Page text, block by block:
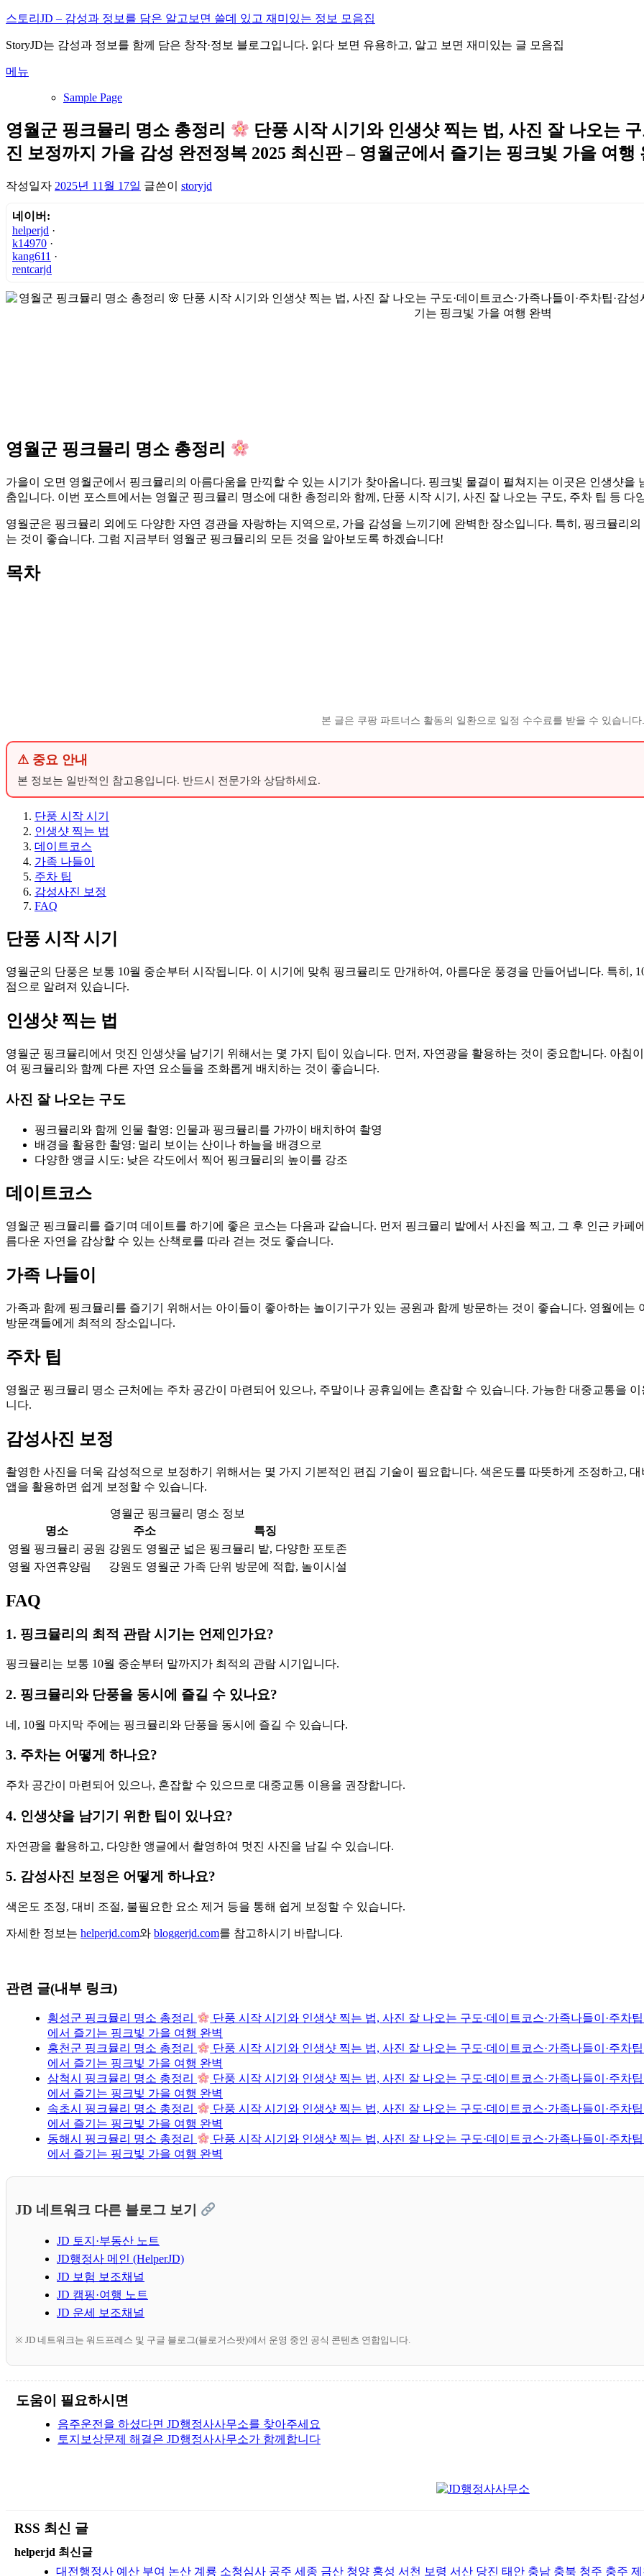
내
으
바
기
스토리JD – 감성과 정보를 담은 알고보면 쓸데 있고 재미있는 정보 모음집
StoryJD는 감성과 정보를 함께 담은 창작·정보 블로그입니다. 읽다 보면 유용하고, 알고 보면 재미있는 글 모음집
메뉴
Sample Page
영월군 핑크뮬리 명소 총정리
단풍 시작 시기와 인생샷 찍는 법, 사진 잘 나오는
진 보정까지 가을 감성 완전정복 2025 최신판 – 영월군에서 즐기는 핑크빛 가을 여행
작성일자 2025년 11월 17일 글쓴이 storyjd
네이버:
helperjd ·
k14970 ·
kang611 ·
rentcarjd
영월군 핑크뮬리 명소 총정리
가을이 오면 영월군에서 핑크뮬리의 아름다움을 만끽할 수 있는 시기가 찾아옵니다. 핑크빛 물결이 펼쳐지는 이곳은 인생샷
춤입니다. 이번 포스트에서는 영월군 핑크뮬리 명소에 대한 총정리와 함께, 단풍 시작 시기, 사진 잘 나오는 구도, 주차 팁 등 다
영월군은 핑크뮬리 외에도 다양한 자연 경관을 자랑하는 지역으로, 가을 감성을 느끼기에 완벽한 장소입니다. 특히, 핑크뮬리
는 것이 좋습니다. 그럼 지금부터 영월군 핑크뮬리의 모든 것을 알아보도록 하겠습니다!
목차
본 글은 쿠팡 파트너스 활동의 일환으로 일정 수수료를 받을 수 있습니다.
⚠ 중요 안내
본 정보는 일반적인 참고용입니다. 반드시 전문가와 상담하세요.
단풍 시작 시기
인생샷 찍는 법
데이트코스
가족 나들이
주차 팁
감성사진 보정
FAQ
단풍 시작 시기
영월군의 단풍은 보통 10월 중순부터 시작됩니다. 이 시기에 맞춰 핑크뮬리도 만개하여, 아름다운 풍경을 만들어냅니다. 특히,
점으로 알려져 있습니다.
인생샷 찍는 법
영월군 핑크뮬리에서 멋진 인생샷을 남기기 위해서는 몇 가지 팁이 있습니다. 먼저, 자연광을 활용하는 것이 중요합니다. 아침
여 핑크뮬리와 함께 다른 자연 요소들을 조화롭게 배치하는 것이 좋습니다.
사진 잘 나오는 구도
핑크뮬리와 함께 인물 촬영: 인물과 핑크뮬리를 가까이 배치하여 촬영
배경을 활용한 촬영: 멀리 보이는 산이나 하늘을 배경으로
다양한 앵글 시도: 낮은 각도에서 찍어 핑크뮬리의 높이를 강조
데이트코스
영월군 핑크뮬리를 즐기며 데이트를 하기에 좋은 코스는 다음과 같습니다. 먼저 핑크뮬리 밭에서 사진을 찍고, 그 후 인근 카
름다운 자연을 감상할 수 있는 산책로를 따라 걷는 것도 좋습니다.
가족 나들이
가족과 함께 핑크뮬리를 즐기기 위해서는 아이들이 좋아하는 놀이기구가 있는 공원과 함께 방문하는 것이 좋습니다. 영월에
방문객들에게 최적의 장소입니다.
주차 팁
영월군 핑크뮬리 명소 근처에는 주차 공간이 마련되어 있으나, 주말이나 공휴일에는 혼잡할 수 있습니다. 가능한 대중교통을
니다.
감성사진 보정
촬영한 사진을 더욱 감성적으로 보정하기 위해서는 몇 가지 기본적인 편집 기술이 필요합니다. 색온도를 따뜻하게 조정하고,
앱을 활용하면 쉽게 보정할 수 있습니다.
영월군 핑크뮬리 명소 정보
명소
주소
특징
영월 핑크뮬리 공원 강원도 영월군 넓은 핑크뮬리 밭, 다양한 포토존
영월 자연휴양림
강원도 영월군 가족 단위 방문에 적합, 놀이시설
FAQ
1. 핑크뮬리의 최적 관람 시기는 언제인가요?
핑크뮬리는 보통 10월 중순부터 말까지가 최적의 관람 시기입니다.
2. 핑크뮬리와 단풍을 동시에 즐길 수 있나요?
네, 10월 마지막 주에는 핑크뮬리와 단풍을 동시에 즐길 수 있습니다.
3. 주차는 어떻게 하나요?
주차 공간이 마련되어 있으나, 혼잡할 수 있으므로 대중교통 이용을 권장합니다.
4. 인생샷을 남기기 위한 팁이 있나요?
자연광을 활용하고, 다양한 앵글에서 촬영하여 멋진 사진을 남길 수 있습니다.
5. 감성사진 보정은 어떻게 하나요?
색온도 조정, 대비 조절, 불필요한 요소 제거 등을 통해 쉽게 보정할 수 있습니다.
자세한 정보는 helperjd.com와 bloggerjd.com를 참고하시기 바랍니다.
관련 글(내부 링크)
횡성군 핑크뮬리 명소 총정리
단풍 시작 시기와 인생샷 찍는 법, 사진 잘 나오는 구도·데이트코스·가족나들이·주차
에서 즐기는 핑크빛 가을 여행 완벽
홍천군 핑크뮬리 명소 총정리
단풍 시작 시기와 인생샷 찍는 법, 사진 잘 나오는 구도·데이트코스·가족나들이·주차
에서 즐기는 핑크빛 가을 여행 완벽
삼척시 핑크뮬리 명소 총정리
단풍 시작 시기와 인생샷 찍는 법, 사진 잘 나오는 구도·데이트코스·가족나들이·주차
에서 즐기는 핑크빛 가을 여행 완벽
속초시 핑크뮬리 명소 총정리
단풍 시작 시기와 인생샷 찍는 법, 사진 잘 나오는 구도·데이트코스·가족나들이·주차
에서 즐기는 핑크빛 가을 여행 완벽
동해시 핑크뮬리 명소 총정리
단풍 시작 시기와 인생샷 찍는 법, 사진 잘 나오는 구도·데이트코스·가족나들이·주차
에서 즐기는 핑크빛 가을 여행 완벽
JD 네트워크 다른 블로그 보기
JD 토지·부동산 노트
JD행정사 메인 (HelperJD)
JD 보험 보조채널
JD 캠핑·여행 노트
JD 운세 보조채널
※ JD 네트워크는 워드프레스 및 구글 블로그(블로거스팟)에서 운영 중인 공식 콘텐츠 연합입니다.
도움이 필요하시면
음주운전을 하셨다면 JD행정사사무소를 찾아주세요
토지보상문제 해결은 JD행정사사무소가 함께합니다
RSS 최신 글
helperjd 최신글
대전행정사 예산 부여 논산 계룡 소청심사 공주 세종 금산 청양 홍성 서천 보령 서산 당진 태안 충남 충북 청주 충주